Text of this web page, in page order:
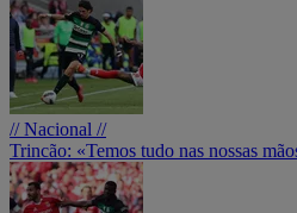
// Nacional //
Trincão: «Temos tudo nas nossas